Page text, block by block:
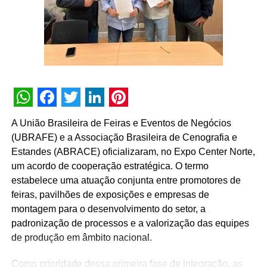
pilares da AMPRO: concorrência justa, relações
duradouras, prazos de pagamento, exclusividade e
princípios ESG. Como contraponto surge o Unicórnio,
que representa a nova mentalidade do mercado, o mundo
trazendo as evoluções das principais práticas do
mercado.
TÓPICOS RELACIONADOS: DESTAQUE
A SEGUIR
AMPRO prepara eventos de capacitação para
profissionais do Live Marketing
NÃO PERCA
27º Prêmio ABEMD valida a importância dos
dados na comunicação de clientes, anunciantes,
agências e outras indústrias
WhatsApp
Facebook
Twitter
LinkedIn
Pinterest
A União Brasileira de Feiras e Eventos de Negócios
(UBRAFE) e a Associação Brasileira de Cenografia e
Estandes (ABRACE) oficializaram, no Expo Center Norte,
um acordo de cooperação estratégica. O termo
estabelece uma atuação conjunta entre promotores de
feiras, pavilhões de exposições e empresas de
montagem para o desenvolvimento do setor, a
padronização de processos e a valorização das equipes
de produção em âmbito nacional.
Como prioridade dessa primeira fase de integração, as